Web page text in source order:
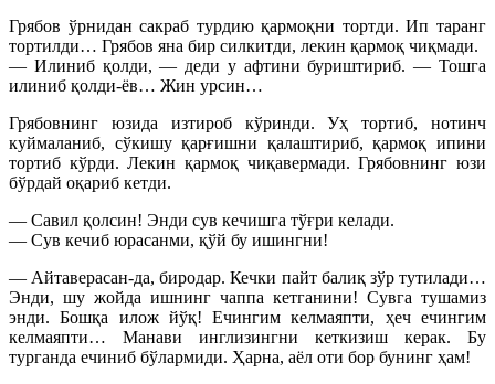
Грябов ўрнидан сакраб турдию қармоқни тортди. Ип таранг
тортилди… Грябов яна бир силкитди, лекин қармоқ чиқмади.
— Илиниб қолди, — деди у афтини буриштириб. — Тошга
илиниб қолди-ёв… Жин урсин…
Грябовнинг юзида изтироб кўринди. Уҳ тортиб, нотинч
куймаланиб, сўкишу қарғишни қалаштириб, қармоқ ипини
тортиб кўрди. Лекин қармоқ чиқавермади. Грябовнинг юзи
бўрдай оқариб кетди.
— Савил қолсин! Энди сув кечишга тўғри келади.
— Сув кечиб юрасанми, қўй бу ишингни!
— Айтаверасан-да, биродар. Кечки пайт балиқ зўр тутилади…
Энди, шу жойда ишнинг чаппа кетганини! Сувга тушамиз
энди. Бошқа илож йўқ! Ечингим келмаяпти, ҳеч ечингим
келмаяпти… Манави инглизингни кеткизиш керак. Бу
турганда ечиниб бўлармиди. Ҳарна, аёл оти бор бунинг ҳам!